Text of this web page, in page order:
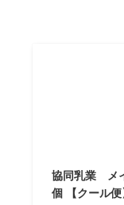
協同乳業 メ
個 【クール